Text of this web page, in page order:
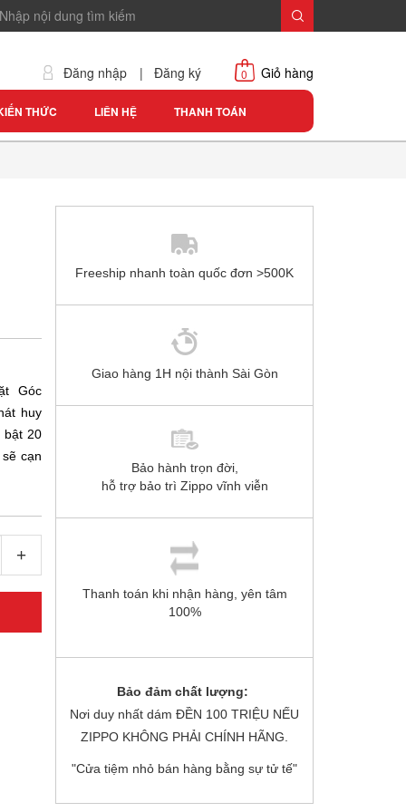
Đăng nhập | Đăng ký Giỏ hàng
0
THỨC LIÊN HỆ THANH TOÁN
Góc
huy
bật 20
cạn
+
Freeship nhanh toàn quốc đơn >500K
Giao hàng 1H nội thành Sài Gòn
Bảo hành trọn đời,
hỗ trợ bảo trì Zippo vĩnh viễn
Thanh toán khi nhận hàng, yên tâm
100%
Bảo đảm chất lượng:
Nơi duy nhất dám ĐỀN 100 TRIỆU NẾU
ZIPPO KHÔNG PHẢI CHÍNH HÃNG.
"Cửa tiệm nhỏ bán hàng bằng sự tử tế"